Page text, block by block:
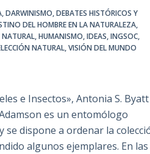
,DARWINISMO,DEBATES HISTÓRICOS Y
DEL HOMBRE EN LA NATURALEZA,
,HUMANISMO,IDEAS,INGSOC,
NATURAL,VISIÓN DEL MUNDO
e Insectos», Antonia S. Byatt
es un entomólogo
dispone a ordenar la
algunos ejemplares. En las